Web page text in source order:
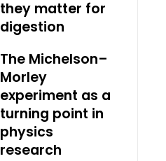
they matter for
digestion
The Michelson–
Morley
experiment as a
turning point in
physics
research